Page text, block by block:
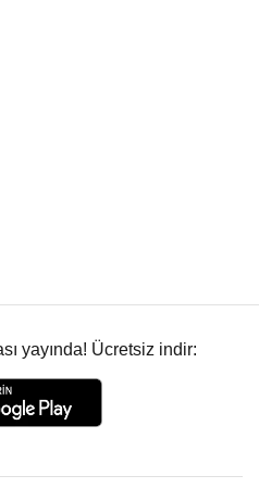
yayında! Ücretsiz indir: